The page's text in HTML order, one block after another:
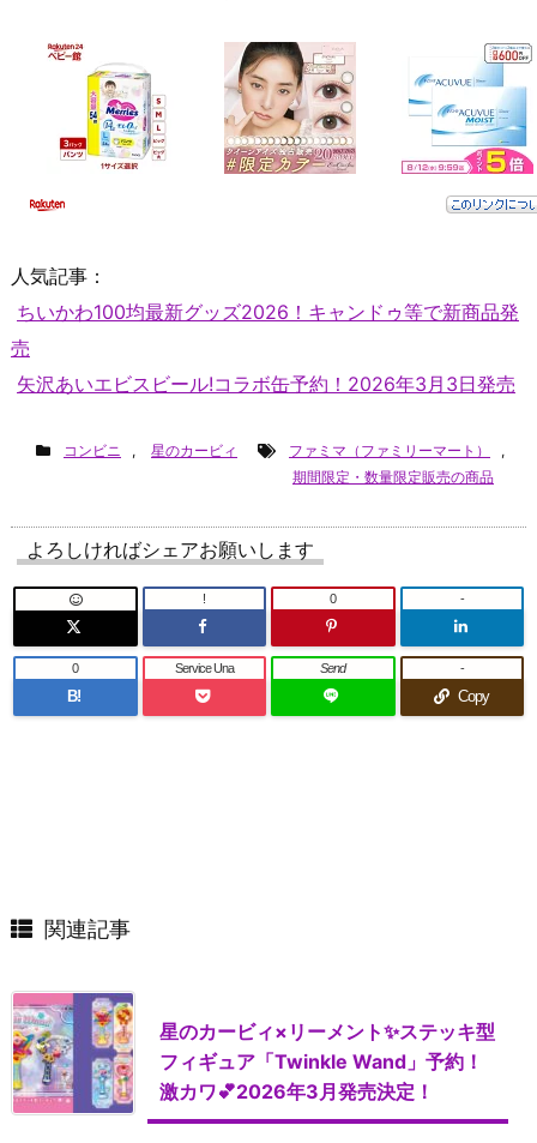
人気記事：
ちいかわ100均最新グッズ2026！キャンドゥ等で新商品発
売
矢沢あいエビスビール!コラボ缶予約！2026年3月3日発売
コンビニ , 星のカービィ ファミマ（ファミリーマート）
,
期間限定・数量限定販売の商品
よろしければシェアお願いします
! 0 -
B!
0 Service Una Send
Copy
-
関連記事
星のカービィ×リーメント✨ステッキ型
フィギュア「Twinkle Wand」予約！
激カワ💕2026年3月発売決定！